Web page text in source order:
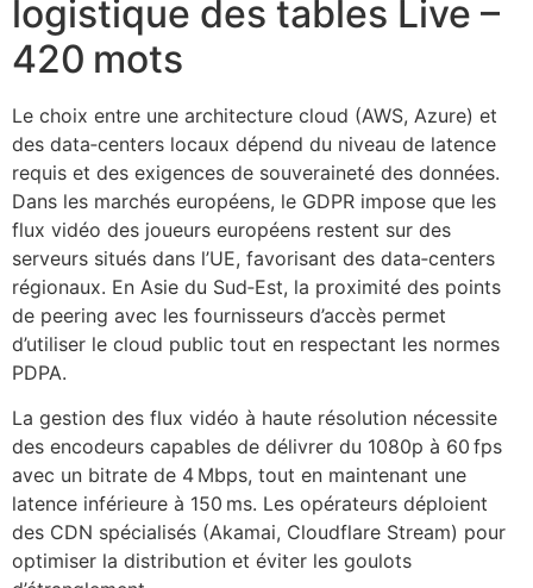
logistique des tables Live –
420 mots
Le choix entre une architecture cloud (AWS, Azure) et
des data‑centers locaux dépend du niveau de latence
requis et des exigences de souveraineté des données.
Dans les marchés européens, le GDPR impose que les
flux vidéo des joueurs européens restent sur des
serveurs situés dans l’UE, favorisant des data‑centers
régionaux. En Asie du Sud‑Est, la proximité des points
de peering avec les fournisseurs d’accès permet
d’utiliser le cloud public tout en respectant les normes
PDPA.
La gestion des flux vidéo à haute résolution nécessite
des encodeurs capables de délivrer du 1080p à 60 fps
avec un bitrate de 4 Mbps, tout en maintenant une
latence inférieure à 150 ms. Les opérateurs déploient
des CDN spécialisés (Akamai, Cloudflare Stream) pour
optimiser la distribution et éviter les goulots